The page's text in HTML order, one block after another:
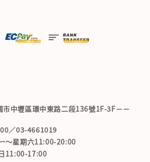
市中壢區環中東路二段136號1F-3F－－
／03-4661019
～星期六11:00-20:00
11:00-17:00